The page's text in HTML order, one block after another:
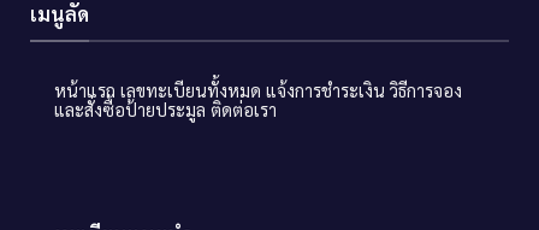
เมนูลัด
หน้าแรก เลขทะเบียนทั้งหมด แจ้งการชำระเงิน วิธีการจอง
และสั่งซื้อป้ายประมูล ติดต่อเรา